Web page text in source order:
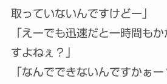
取っていないんですけどー」
「えーでも迅速だと一時間も
すよねぇ？」
「なんでできないんですかぁ